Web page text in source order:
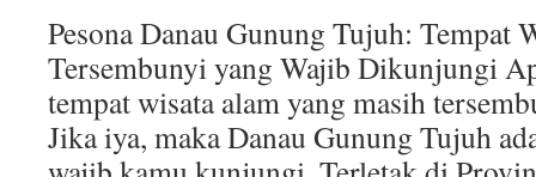
Pesona Danau Gunung Tujuh: Tempat
Tersembunyi yang Wajib Dikunjungi
tempat wisata alam yang masih
Jika iya, maka Danau Gunung Tujuh